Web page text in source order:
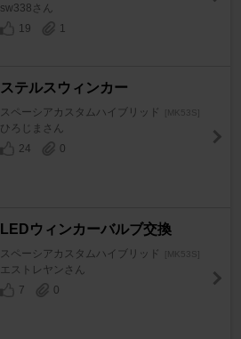
sw338さん
19
1
ステルスウィンカー
スペーシアカスタムハイブリッド [MK53S]
ひろじまさん
24
0
LEDウィンカーバルブ交換
スペーシアカスタムハイブリッド [MK53S]
エストレヤンさん
7
0